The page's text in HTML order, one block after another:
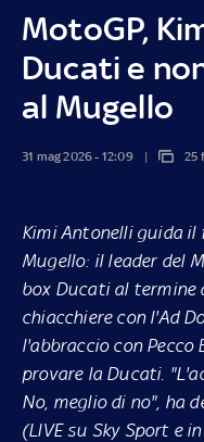
MotoGP,
Ducati e
al Mugello
31 mag 2026 - 12:09 25
Kimi Antonelli guida
Mugello: il leader del
box Ducati al termine
chiacchiere con l'Ad
l'abbraccio con Pecco
provare la Ducati.
No, meglio di no", ha
(LIVE su Sky Sporte in